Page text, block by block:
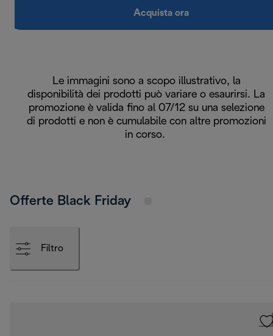
Acquista ora
Le immagini sono a scopo illustrativo, la
disponibilità dei prodotti può variare o esaurirsi. La
promozione è valida fino al 07/12 su una selezione
di prodotti e non è cumulabile con altre promozioni
in corso.
Offerte Black Friday
Filtro